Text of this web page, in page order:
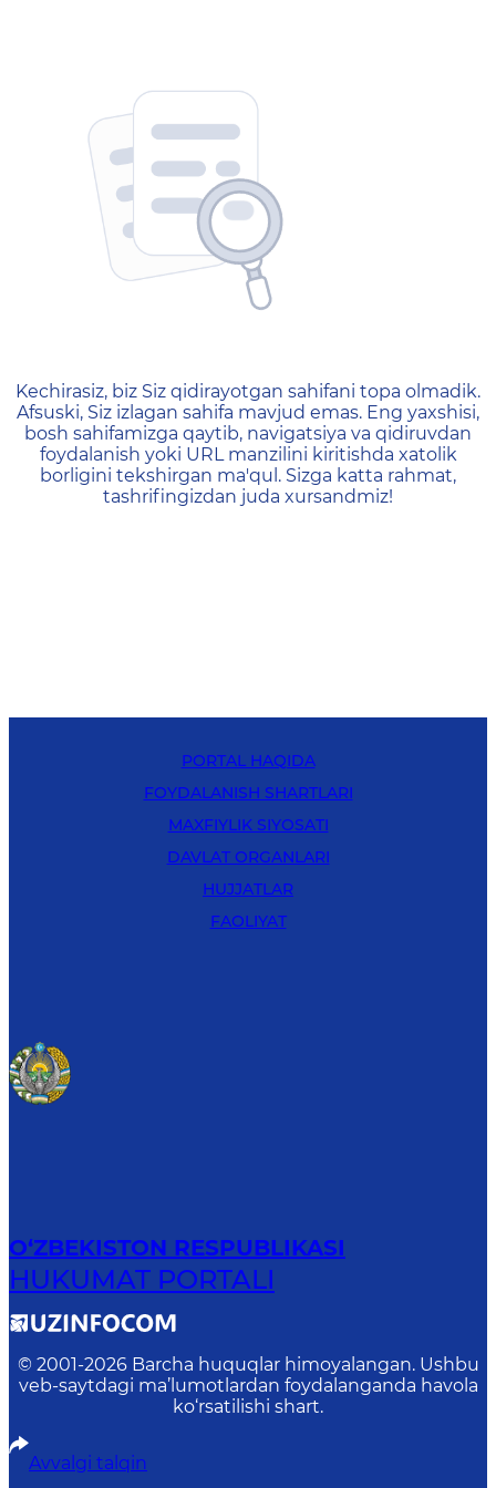
404 — Страница не
Kechirasiz, biz Siz qidirayotgan sahifani topa olmadik.
Afsuski, Siz izlagan sahifa mavjud emas. Eng yaxshisi,
bosh sahifamizga qaytib, navigatsiya va qidiruvdan
foydalanish yoki URL manzilini kiritishda xatolik
borligini tekshirgan ma'qul. Sizga katta rahmat,
tashrifingizdan juda xursandmiz!
PORTAL HAQIDA
FOYDALANISH SHARTLARI
MAXFIYLIK SIYOSATI
DAVLAT ORGANLARI
HUJJATLAR
FAOLIYAT
O‘ZBEKISTON RESPUBLIKASI
HUKUMAT PORTALI
© 2001-2026 Barcha huquqlar himoyalangan. Ushbu
veb-saytdagi ma’lumotlardan foydalanganda havola
ko‘rsatilishi shart.
Avvalgi talqin